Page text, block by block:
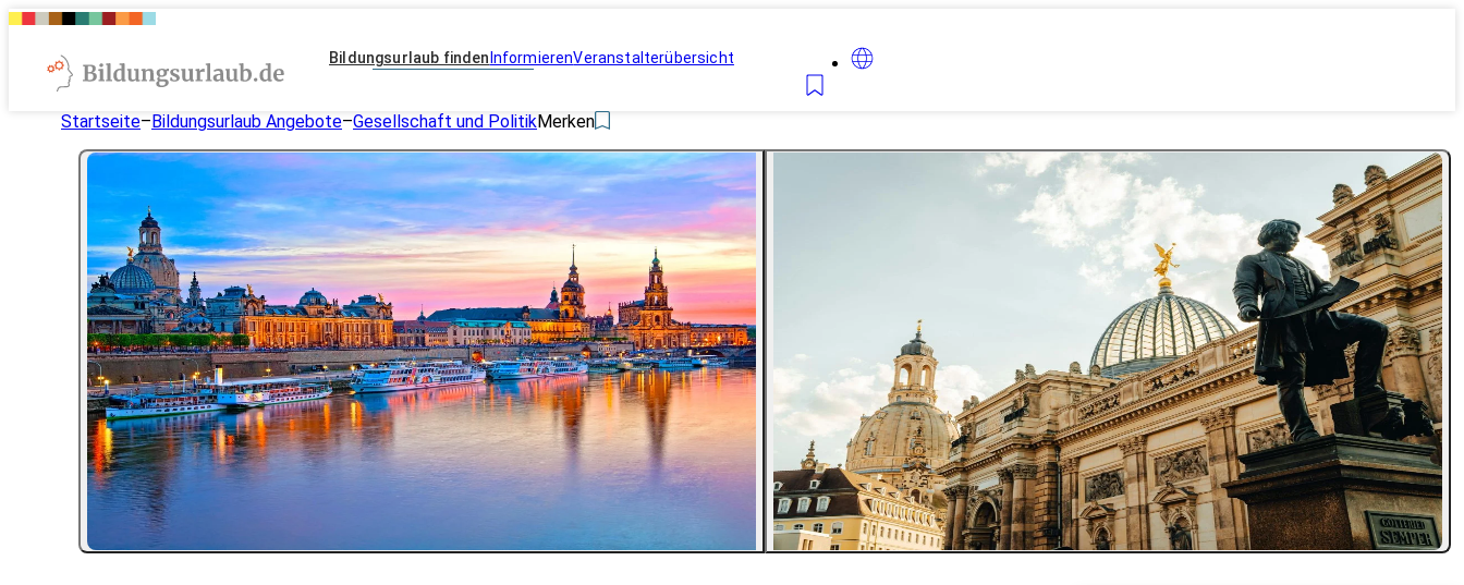
Bildungsurlaub finden InformierenVeranstalterübersicht
Startseite–Bildungsurlaub Angebote–Gesellschaft und PolitikMerken